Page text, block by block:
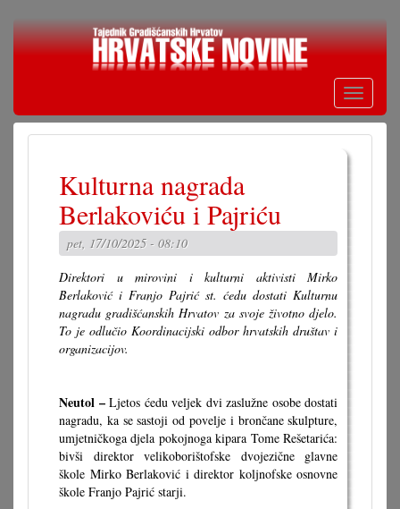
Skoči
Toggle
Kulturna nagrada
Berlakoviću i Pajriću
pet, 17/10/2025 - 08:10
Direktori u mirovini i kulturni aktivisti Mirko
Berlaković i Franjo Pajrić st. ćedu dostati Kulturnu
nagradu gradišćanskih Hrvatov za svoje životno djelo.
To je odlučio Koordinacijski odbor hrvatskih društav i
organizacijov.
Neutol –Ljetos ćedu veljek dvi zaslužne osobe dostati
nagradu, ka se sastoji od povelje i brončane skulpture,
umjetničkoga djela pokojnoga kipara Tome Rešetarića:
bivši direktor velikoborištofske dvojezične glavne
škole Mirko Berlaković i direktor koljnofske osnovne
škole Franjo Pajrić starji.